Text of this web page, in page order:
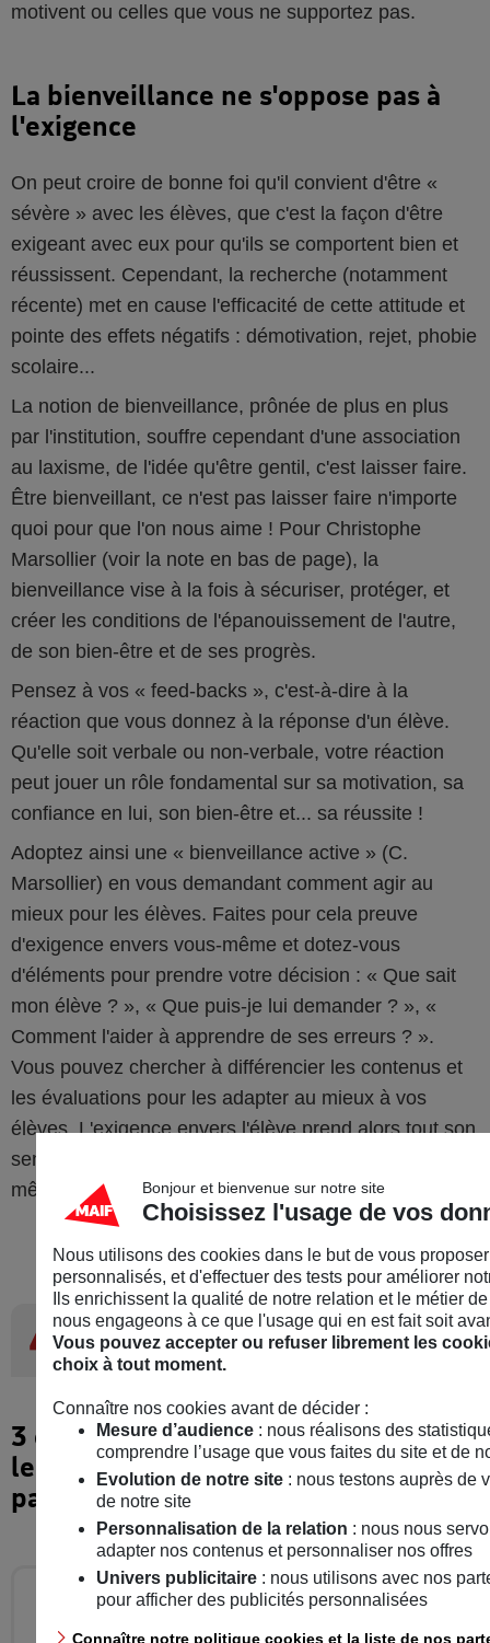
motivent ou celles que vous ne supportez pas.
La bienveillance ne s'oppose pas à
l'exigence
On peut croire de bonne foi qu'il convient d'être «
sévère » avec les élèves, que c'est la façon d'être
exigeant avec eux pour qu'ils se comportent bien et
réussissent. Cependant, la recherche (notamment
récente) met en cause l'efficacité de cette attitude et
pointe des effets négatifs : démotivation, rejet, phobie
scolaire...
La notion de bienveillance, prônée de plus en plus
par l'institution, souffre cependant d'une association
au laxisme, de l'idée qu'être gentil, c'est laisser faire.
Être bienveillant, ce n'est pas laisser faire n'importe
quoi pour que l'on nous aime ! Pour Christophe
Marsollier (voir la note en bas de page), la
bienveillance vise à la fois à sécuriser, protéger, et
créer les conditions de l'épanouissement de l'autre,
de son bien-être et de ses progrès.
Pensez à vos « feed-backs », c'est-à-dire à la
réaction que vous donnez à la réponse d'un élève.
Qu'elle soit verbale ou non-verbale, votre réaction
peut jouer un rôle fondamental sur sa motivation, sa
confiance en lui, son bien-être et... sa réussite !
Adoptez ainsi une « bienveillance active » (C.
Marsollier) en vous demandant comment agir au
mieux pour les élèves. Faites pour cela preuve
d'exigence envers vous-même et dotez-vous
d'éléments pour prendre votre décision : « Que sait
mon élève ? », « Que puis-je lui demander ? », «
Comment l'aider à apprendre de ses erreurs ? ».
Vous pouvez chercher à différencier les contenus et
les évaluations pour les adapter au mieux à vos
élèves. L'exigence envers l'élève prend alors tout son
sens : chaque élève doit donner le meilleur de lui-
même dans une tâche qui a été conçue pour cela.
4 On a testé pour vous !
3 outils numériques pour impliquer
les élèves et échanger avec les
parents.
HMH Classcraft – Un outil pour ludifier
la gestion de classe
Bonjour et bienvenue sur notre site
Choisissez l'usage de vos
Nous utilisons des cookies dans le but de vous
personnalisés, et d'effectuer des tests pour améliorer
Ils enrichissent la qualité de notre relation et le métier
nous engageons à ce que l'usage qui en est fait soit
Vous pouvez accepter ou refuser librement les
choix à tout moment.
Connaître nos cookies avant de décider :
Mesure d’audience : nous réalisons des
comprendre l’usage que vous faites du site et de
Evolution de notre site : nous testons auprès de
de notre site
Personnalisation de la relation : nous nous
adapter nos contenus et personnaliser nos offres
Univers publicitaire : nous utilisons avec nos
pour afficher des publicités personnalisées
Connaître notre politique cookies et la liste de nos